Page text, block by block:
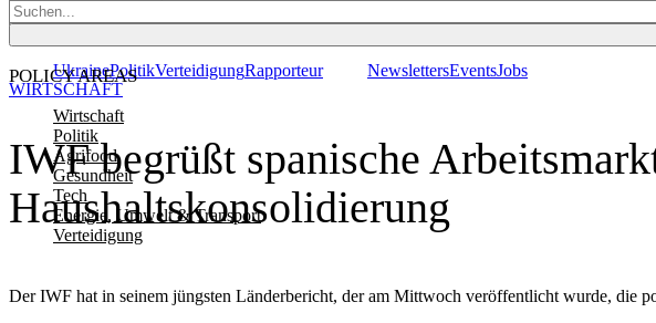
POLICY AREAS
Wirtschaft
Politik
Agrifood
Gesundheit
Tech
Energie, Umwelt & Transport
Verteidigung
UkrainePolitikVerteidigungRapporteur NewslettersEventsJobs
IWF begrüßt spanische
Haushaltskonsolidierung
Der IWF hat in seinem jüngsten Länderbericht, der am Mittwoch veröffentlicht wurde, die
WIRTSCHAFT